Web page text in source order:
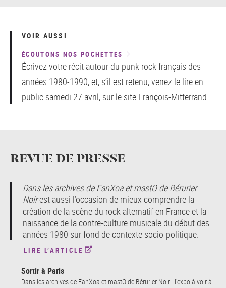
VOIR AUSSI
ÉCOUTONS NOS POCHETTES
Écrivez votre récit autour du punk rock français des
années 1980-1990, et, s’il est retenu, venez le lire en
public samedi 27 avril, sur le site François-Mitterrand.
REVUE DE PRESSE
Dans les archives de FanXoa et mastO de Bérurier
Noirest aussi l’occasion de mieux comprendre la
création de la scène du rock alternatif en France et la
naissance de la contre-culture musicale du début des
années 1980 sur fond de contexte socio-politique.
LIRE L’ARTICLE
Sortir à Paris
Dans les archives de FanXoa et mastO de Bérurier Noir : l'expo à voir à